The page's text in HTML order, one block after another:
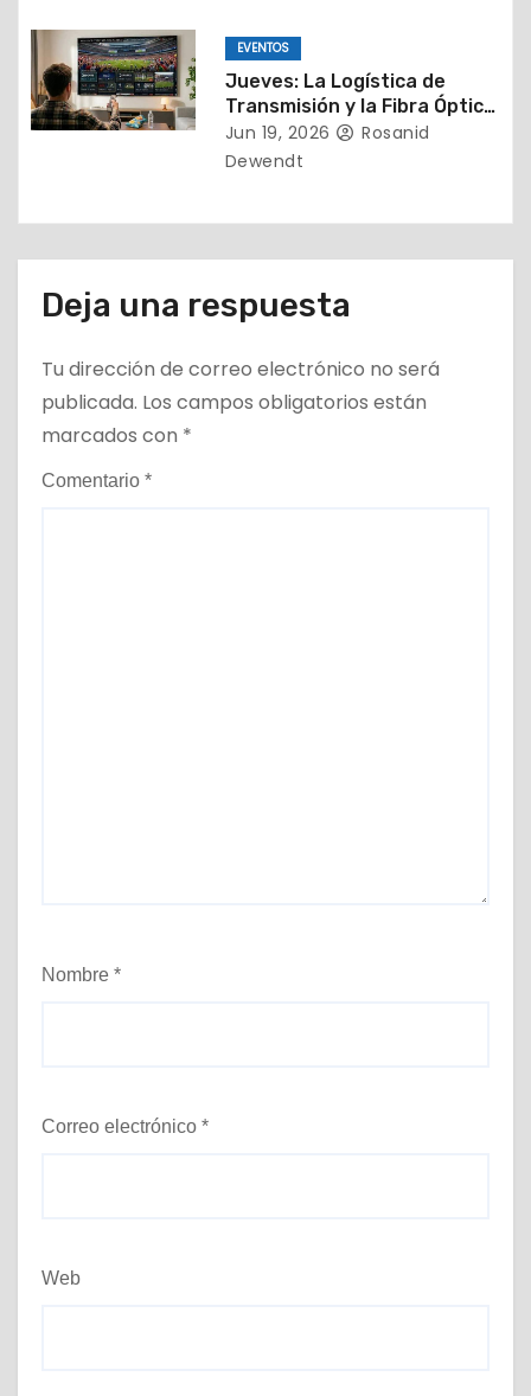
d
a
s
EVENTOS
Jueves: La Logística de
Transmisión y la Fibra Óptica
Mundial
Jun 19, 2026
Rosanid
Dewendt
Deja una respuesta
Tu dirección de correo electrónico no será
publicada. Los campos obligatorios están
marcados con *
Comentario *
Nombre *
Correo electrónico *
Web